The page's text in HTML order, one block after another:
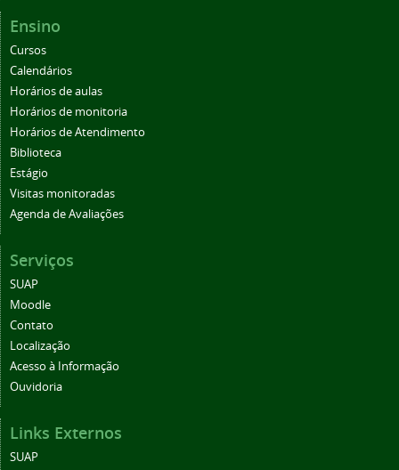
Ensino
Cursos
Calendários
Horários de aulas
Horários de monitoria
Horários de Atendimento
Biblioteca
Estágio
Visitas monitoradas
Agenda de Avaliações
Serviços
SUAP
Moodle
Contato
Localização
Acesso à Informação
Ouvidoria
Links Externos
SUAP